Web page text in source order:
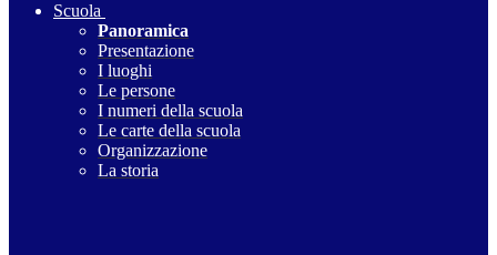
Scuola
Panoramica
Presentazione
I luoghi
Le persone
I numeri della scuola
Le carte della scuola
Organizzazione
La storia